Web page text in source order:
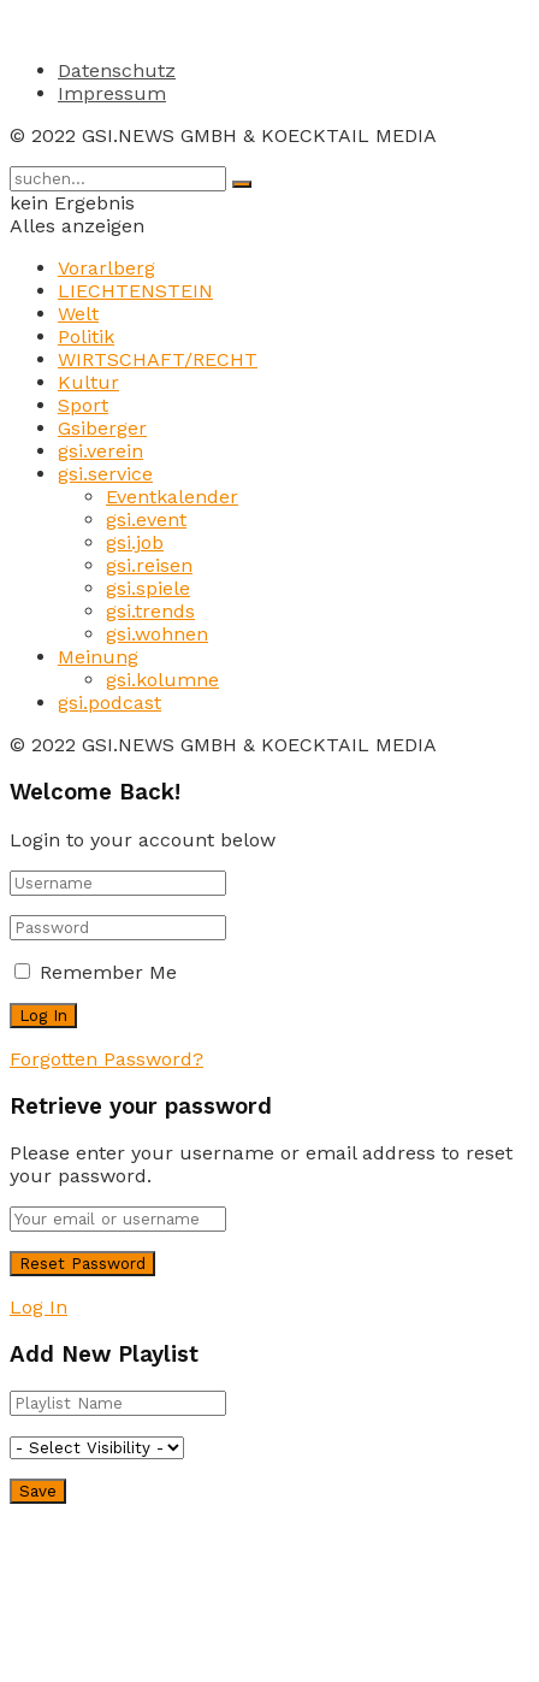
Datenschutz
Impressum
© 2022 GSI.NEWS GMBH & KOECKTAIL MEDIA
kein Ergebnis
Alles anzeigen
Vorarlberg
LIECHTENSTEIN
Welt
Politik
WIRTSCHAFT/RECHT
Kultur
Sport
Gsiberger
gsi.verein
gsi.service
Eventkalender
gsi.event
gsi.job
gsi.reisen
gsi.spiele
gsi.trends
gsi.wohnen
Meinung
gsi.kolumne
gsi.podcast
© 2022 GSI.NEWS GMBH & KOECKTAIL MEDIA
Welcome Back!
Login to your account below
Remember Me
Forgotten Password?
Retrieve your password
Please enter your username or email address to reset
your password.
Log In
Add New Playlist